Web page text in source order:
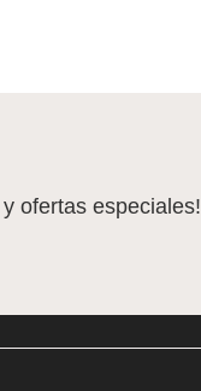
ofertas especiales!